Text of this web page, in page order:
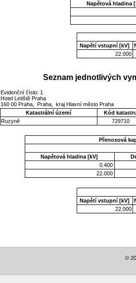
Napětová hladina
Napětí vstupní [kV]
22.000
Seznam jednotlivých
Evidenční číslo: 1
Hotel Letiště Praha
160 00 Praha, Praha, kraj Hlavní město Praha
Katastrální území
Kód
Ruzyně
729710
Přenosová
Napětová hladina [kV]
0.400
22.000
Napětí vstupní [kV]
22.000
©